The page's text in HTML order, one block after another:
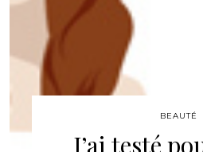
BEAUTÉ
J’ai testé